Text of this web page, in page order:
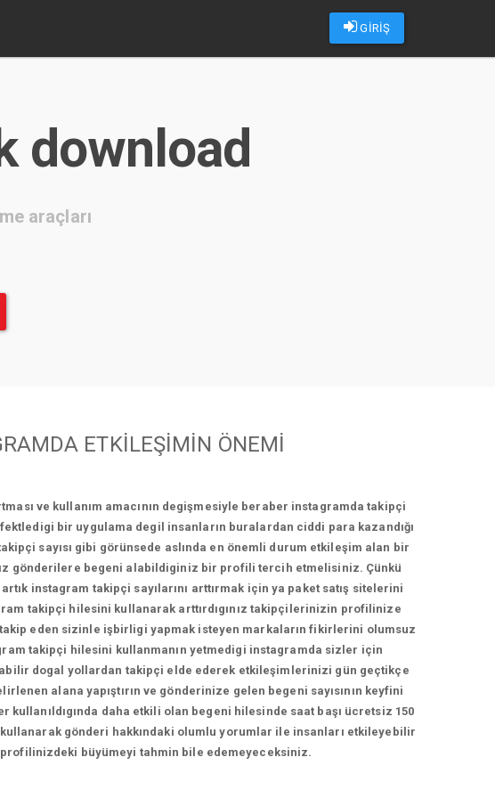
GİRİŞ
download
araçları
ETKİLEŞİMİN ÖNEMİ
ve kullanım amacının degişmesiyle beraber instagramda takipçi
bir uygulama degil insanların buralardan ciddi para kazandığı
sayısı gibi görünsede aslında en önemli durum etkileşim alan bir
gönderilere begeni alabildiginiz bir profili tercih etmelisiniz. Çünkü
instagram takipçi sayılarını arttırmak için ya paket satış sitelerini
takipçi hilesini kullanarak arttırdıgınız takipçilerinizin profilinize
eden sizinle işbirligi yapmak isteyen markaların fikirlerini olumsuz
takipçi hilesini kullanmanın yetmedigi instagramda sizler için
dogal yollardan takipçi elde ederek etkileşimlerinizi gün geçtikçe
alana yapıştırın ve gönderinize gelen begeni sayısının keyfini
daha etkili olan begeni hilesinde saat başı ücretsiz 150
gönderi hakkındaki olumlu yorumlar ile insanları etkileyebilir
büyümeyi tahmin bile edemeyeceksiniz.